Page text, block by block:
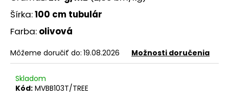
Šírka:100 cm tubulár
Farba: olivová
Môžeme doručiť do: 19.08.2026 Možnosti doručenia
Skladom
Kód: MVBB103T/TREE
p
o
r
ú
č
a
m
e